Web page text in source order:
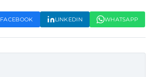
FACEBOOK LINKEDIN WHATSAPP